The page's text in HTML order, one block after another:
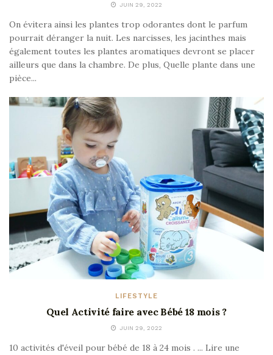
JUIN 29, 2022
On évitera ainsi les plantes trop odorantes dont le parfum
pourrait déranger la nuit. Les narcisses, les jacinthes mais
également toutes les plantes aromatiques devront se placer
ailleurs que dans la chambre. De plus, Quelle plante dans une
pièce...
LIFESTYLE
Quel Activité faire avec Bébé 18 mois ?
JUIN 29, 2022
10 activités d'éveil pour bébé de 18 à 24 mois . ... Lire une